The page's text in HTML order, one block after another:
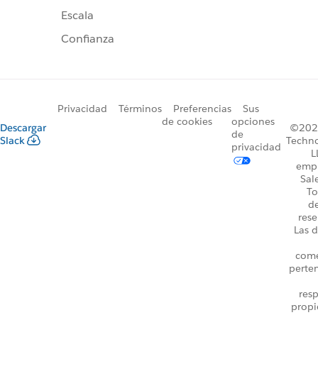
Escala
Confianza
Descargar
Slack
Privacidad Términos
Preferencias
de cookies
Sus
opciones
de
privacidad
Las